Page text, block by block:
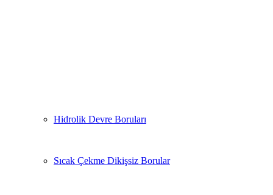
Hidrolik Devre Boruları
Sıcak Çekme Dikişsiz Borular